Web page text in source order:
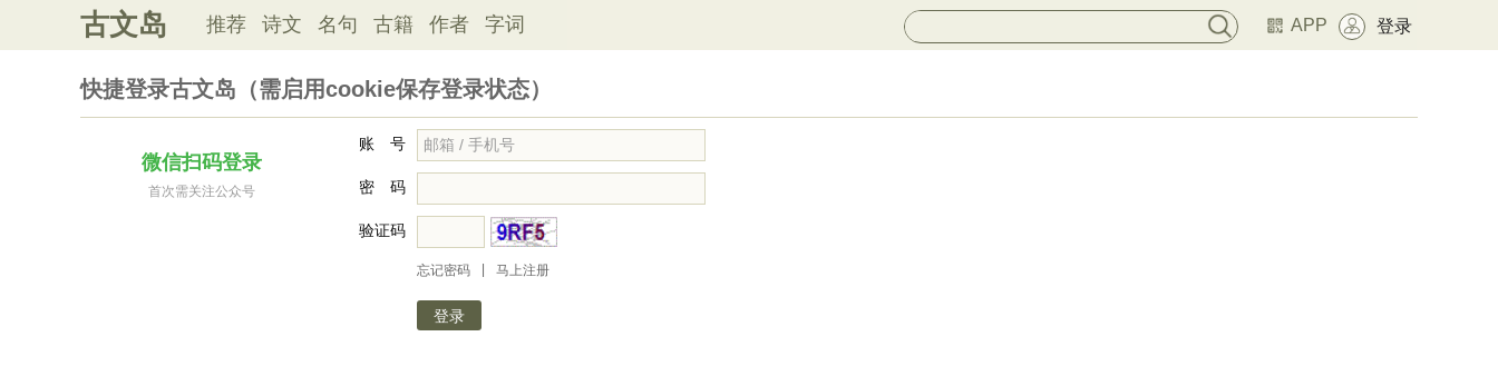
古文岛 推荐 诗文 名句 古籍 作者 字词 APP 登录
快捷登录古文岛（需启用cookie保存登录状态）
微信扫码登录
首次需关注公众号
账 号
密 码
验证码
忘记密码 马上注册